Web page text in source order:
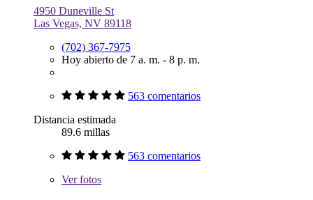
4950 Duneville St
Las Vegas, NV 89118
(702) 367-7975
Hoy abierto de 7 a. m. - 8 p. m.
563 comentarios
Distancia estimada
89.6 millas
563 comentarios
Verfotos